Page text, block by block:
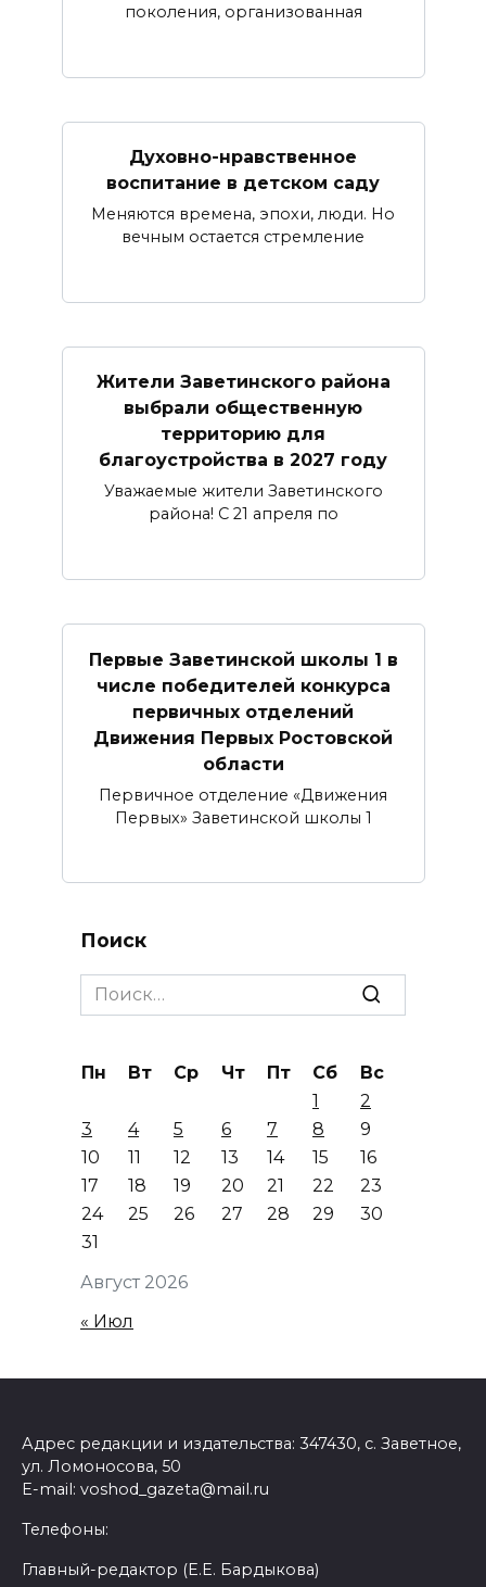
поколения, организованная
Духовно-нравственное
воспитание в детском саду
Меняются времена, эпохи, люди. Но
вечным остается стремление
Жители Заветинского района
выбрали общественную
территорию для
благоустройства в 2027 году
Уважаемые жители Заветинского
района! С 21 апреля по
Первые Заветинской школы 1 в
числе победителей конкурса
первичных отделений
Движения Первых Ростовской
области
Первичное отделение «Движения
Первых» Заветинской школы 1
Поиск
Search
for:
Август 2026
Пн Вт Ср Чт Пт Сб
Вс
1
2
3
4 5 6 7 8
9
10
11 12 13 14 15
16
17
18 19 20 21 22
23
24
25 26 27 28 29
30
31
« Июл
Адрес редакции и издательства: 347430, с. Заветное,
ул. Ломоносова, 50
E-mail: voshod_gazeta@mail.ru
Телефоны:
Главный-редактор (Е.Е. Бардыкова)